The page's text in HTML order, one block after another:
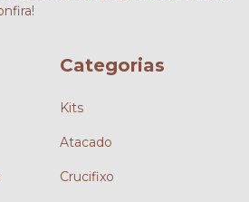
Categorias
Kits
Atacado
Crucifixo